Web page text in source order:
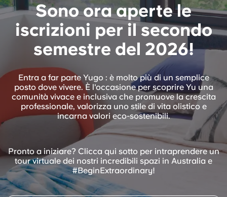
French
Portuguese
Sono ora aperte le
iscrizioni per il secondo
semestre del 2026!
Entra a far parte Yugo : è molto più di un semplice
posto dove vivere. È l'occasione per scoprire Yu una
comunità vivace e inclusiva che promuove la crescita
professionale, valorizza uno stile di vita olistico e
incarna valori eco-sostenibili.
Pronto a iniziare? Clicca qui sotto per intraprendere un
tour virtuale dei nostri incredibili spazi in Australia e
#BeginExtraordinary!